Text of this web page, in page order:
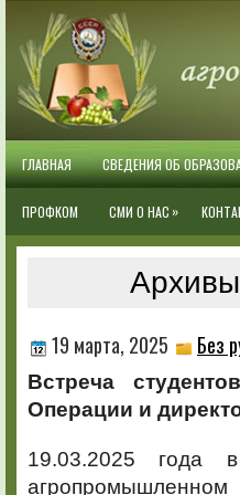
ГЛАВНАЯ СВЕДЕНИЯ ОБ
ПРОФКОМ СМИ О НАС »
19 марта, 2025 Без
Встреча
Операции и
19.03.2025 года